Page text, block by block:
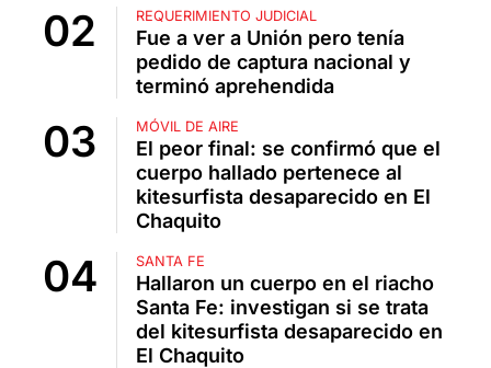
REQUERIMIENTO JUDICIAL
Fue a ver a Unión pero tenía
pedido de captura nacional y
terminó aprehendida
MÓVIL DE AIRE
El peor final: se confirmó que el
cuerpo hallado pertenece al
kitesurfista desaparecido en El
Chaquito
SANTA FE
Hallaron un cuerpo en el riacho
Santa Fe: investigan si se trata
del kitesurfista desaparecido en
El Chaquito